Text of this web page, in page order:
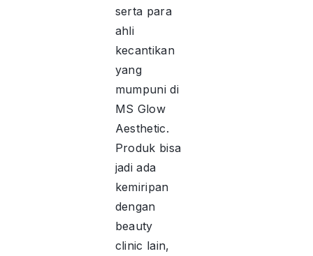
serta para
ahli
kecantikan
yang
mumpuni di
MS Glow
Aesthetic.
Produk bisa
jadi ada
kemiripan
dengan
beauty
clinic lain,